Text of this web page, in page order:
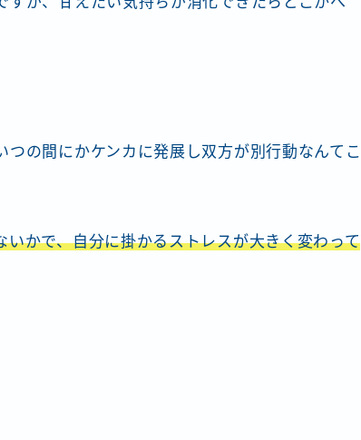
の間にかケンカに発展し双方が別行動なんてこ
かで、自分に掛かるストレスが大きく変わって